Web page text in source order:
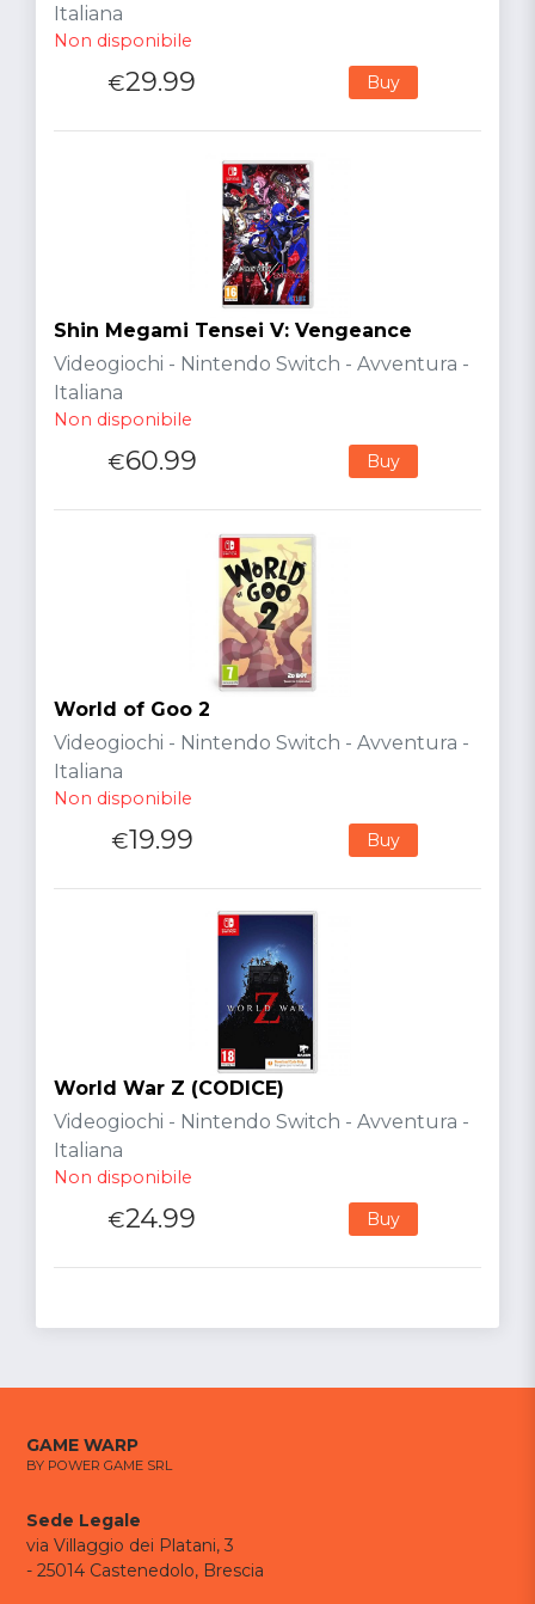
Italiana
Non disponibile
€29.99 Buy
Shin Megami Tensei V: Vengeance
Videogiochi - Nintendo Switch - Avventura -
Italiana
Non disponibile
€60.99 Buy
World of Goo 2
Videogiochi - Nintendo Switch - Avventura -
Italiana
Non disponibile
€19.99 Buy
World War Z (CODICE)
Videogiochi - Nintendo Switch - Avventura -
Italiana
Non disponibile
€24.99 Buy
GAME WARP
BY POWER GAME SRL
Sede Legale
via Villaggio dei Platani, 3
- 25014 Castenedolo, Brescia